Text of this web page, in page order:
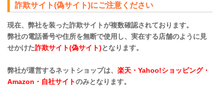
詐欺サイト(偽サイト)にご注意ください
現在、弊社を装った詐欺サイトが複数確認されております。
弊社の電話番号や住所を無断で使用し、実在する店舗のように見
せかけた詐欺サイト(偽サイト)となります。
弊社が運営するネットショップは、 楽天・Yahoo!ショッピング・
Amazon・自社サイトのみとなります。